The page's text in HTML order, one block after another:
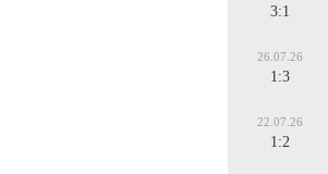
3:1
26.07.26
1:3
22.07.26
1:2